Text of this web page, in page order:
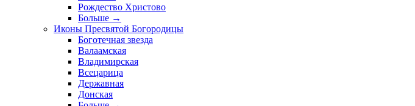
Рождество Христово
Больше →
Иконы Пресвятой Богородицы
Боготечная звезда
Валаамская
Владимирская
Всецарица
Державная
Донская